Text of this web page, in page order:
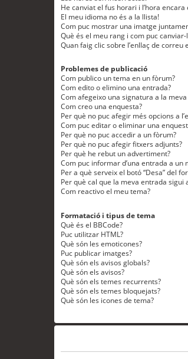
He canviat el fus horari i l’hora
El meu idioma no és a la llista!
Com puc mostrar una imatge
Què és el meu rang i com puc canviar-
Quan faig clic sobre l’enllaç de correu
Problemes de publicació
Com publico un tema en un fòrum?
Com edito o elimino una entrada?
Com afegeixo una signatura a la
Com creo una enquesta?
Per què no puc afegir més opcions a
Com puc editar o eliminar una
Per què no puc accedir a un fòrum?
Per què no puc afegir fitxers adjunts?
Per què he rebut un advertiment?
Com puc informar d’una entrada a un
Per a què serveix el botó “Desa” del
Per què cal que la meva entrada sigui
Com reactivo el meu tema?
Formatació i tipus de tema
Què és el BBCode?
Puc utilitzar HTML?
Què són les emoticones?
Puc publicar imatges?
Què són els avisos globals?
Què són els avisos?
Què són els temes recurrents?
Què són els temes bloquejats?
Què són les icones de tema?